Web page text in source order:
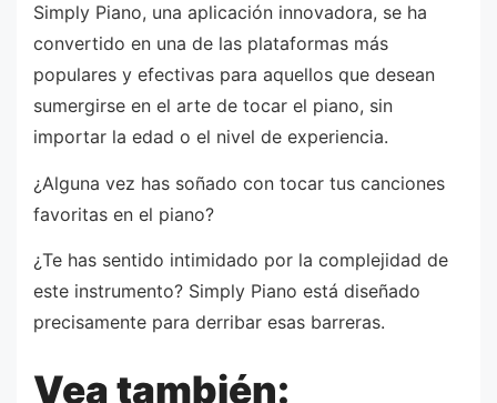
Simply Piano, una aplicación innovadora, se ha
convertido en una de las plataformas más
populares y efectivas para aquellos que desean
sumergirse en el arte de tocar el piano, sin
importar la edad o el nivel de experiencia.
¿Alguna vez has soñado con tocar tus canciones
favoritas en el piano?
¿Te has sentido intimidado por la complejidad de
este instrumento? Simply Piano está diseñado
precisamente para derribar esas barreras.
Vea también: